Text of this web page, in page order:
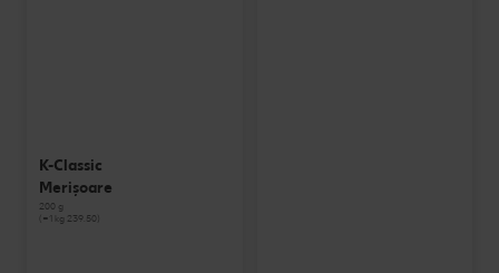
K-Classic
Merişoare
200 g
(=1 kg 239.50)